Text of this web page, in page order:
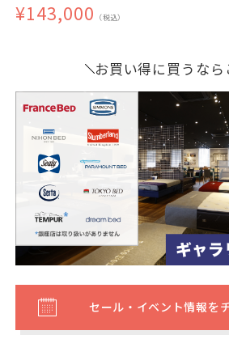
¥143,000 （税込）
お買い得に買うなら
セール・イベント情報を